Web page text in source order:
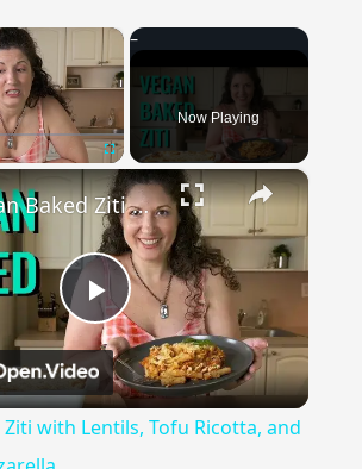
×
Fullscreen
Now Playing
×
Play
Video
Vegan Baked Ziti with Lentils, Tofu Ricotta, and Cashew Mozzarella
with Lentils, Tofu Ricotta, and